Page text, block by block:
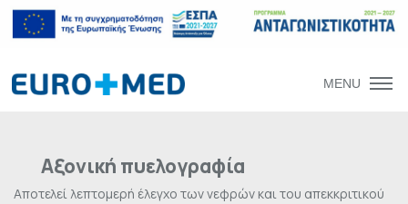
MENU
Αξονική πυελογραφία
Αποτελεί λεπτομερή έλεγχο των νεφρών και του απεκκριτικού